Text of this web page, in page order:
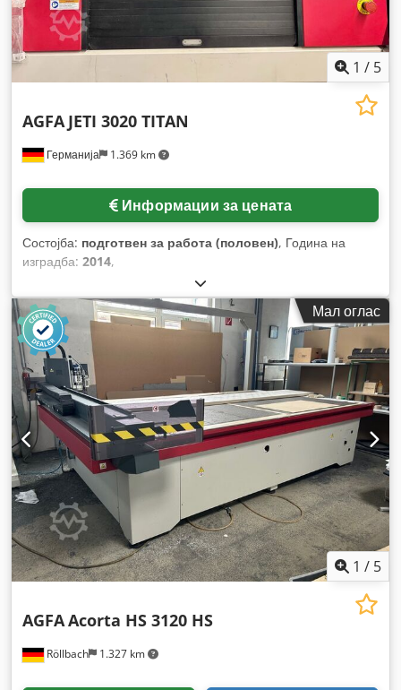
1 / 5
Германија 1.369 km
AGFA JETI 3020 TITAN
Информации за цената
Состојба: подготвен за работа (половен), Година на
изградба: 2014,
Мал оглас
1 / 5
Röllbach 1.327 km
AGFAAcorta HS 3120 HS